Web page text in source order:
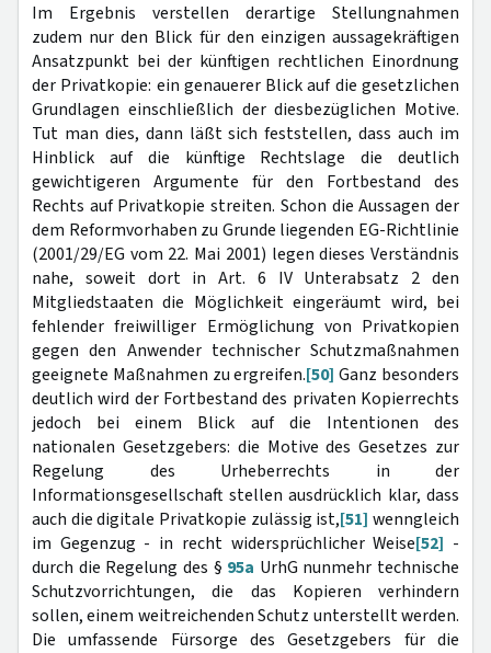
Im Ergebnis verstellen derartige Stellungnahmen
zudem nur den Blick für den einzigen aussagekräftigen
Ansatzpunkt bei der künftigen rechtlichen Einordnung
der Privatkopie: ein genauerer Blick auf die gesetzlichen
Grundlagen einschließlich der diesbezüglichen Motive.
Tut man dies, dann läßt sich feststellen, dass auch im
Hinblick auf die künftige Rechtslage die deutlich
gewichtigeren Argumente für den Fortbestand des
Rechts auf Privatkopie streiten. Schon die Aussagen der
dem Reformvorhaben zu Grunde liegenden EG-Richtlinie
(2001/29/EG vom 22. Mai 2001) legen dieses Verständnis
nahe, soweit dort in Art. 6 IV Unterabsatz 2 den
Mitgliedstaaten die Möglichkeit eingeräumt wird, bei
fehlender freiwilliger Ermöglichung von Privatkopien
gegen den Anwender technischer Schutzmaßnahmen
geeignete Maßnahmen zu ergreifen.[50] Ganz besonders
deutlich wird der Fortbestand des privaten Kopierrechts
jedoch bei einem Blick auf die Intentionen des
nationalen Gesetzgebers: die Motive des Gesetzes zur
Regelung des Urheberrechts in der
Informationsgesellschaft stellen ausdrücklich klar, dass
auch die digitale Privatkopie zulässig ist,[51] wenngleich
im Gegenzug - in recht widersprüchlicher Weise[52] -
durch die Regelung des § 95a UrhG nunmehr technische
Schutzvorrichtungen, die das Kopieren verhindern
sollen, einem weitreichenden Schutz unterstellt werden.
Die umfassende Fürsorge des Gesetzgebers für die